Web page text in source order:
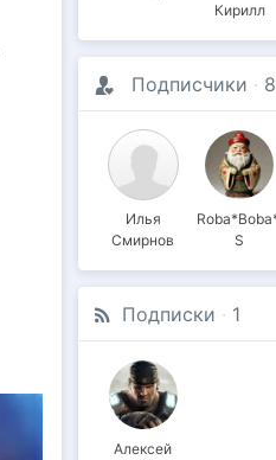
Кирилл
Подписчики ·
Илья
Смирнов
S
Подписки · 1
Алексей